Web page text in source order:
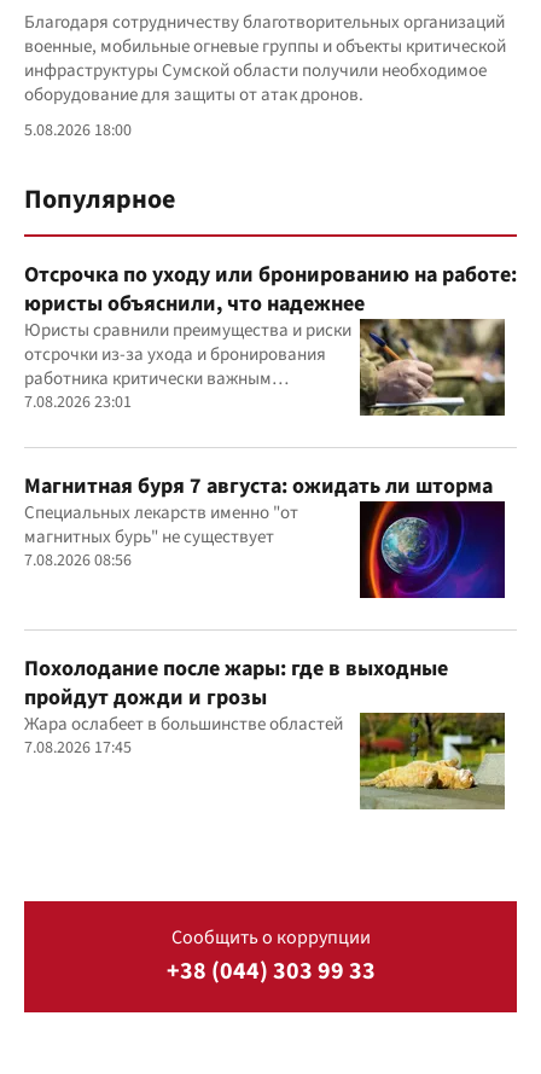
Благодаря сотрудничеству благотворительных организаций
военные, мобильные огневые группы и объекты критической
инфраструктуры Сумской области получили необходимое
оборудование для защиты от атак дронов.
5.08.2026 18:00
Популярное
Отсрочка по уходу или бронированию на работе:
юристы объяснили, что надежнее
Юристы сравнили преимущества и риски
отсрочки из-за ухода и бронирования
работника критически важным
предприятием
7.08.2026 23:01
Магнитная буря 7 августа: ожидать ли шторма
Специальных лекарств именно "от
магнитных бурь" не существует
7.08.2026 08:56
Похолодание после жары: где в выходные
пройдут дожди и грозы
Жара ослабеет в большинстве областей
7.08.2026 17:45
Сообщить о коррупции
+38 (044) 303 99 33